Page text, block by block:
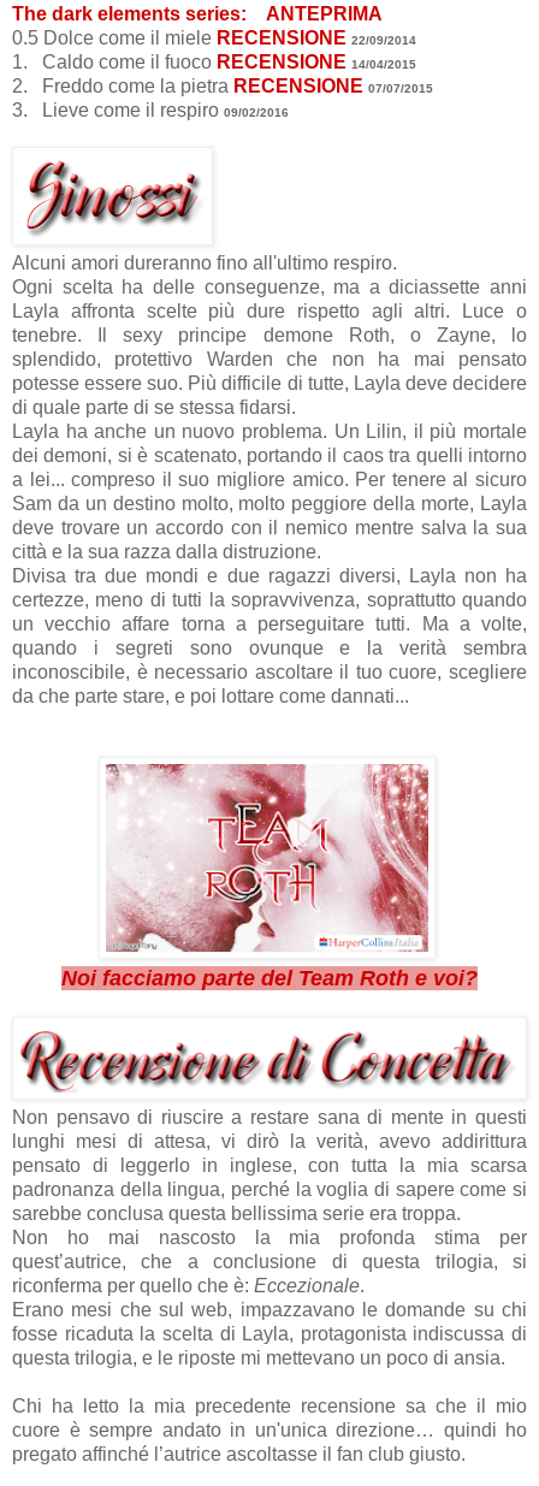
The dark elements series: ANTEPRIMA
0.5 Dolce come il miele RECENSIONE 22/09/2014
1. Caldo come il fuoco RECENSIONE 14/04/2015
2. Freddo come la pietra RECENSIONE 07/07/2015
3. Lieve come il respiro 09/02/2016
Alcuni amori dureranno fino all'ultimo respiro.
Ogni scelta ha delle conseguenze, ma a diciassette anni
Layla affronta scelte più dure rispetto agli altri. Luce o
tenebre. Il sexy principe demone Roth, o Zayne, lo
splendido, protettivo Warden che non ha mai pensato
potesse essere suo. Più difficile di tutte, Layla deve decidere
di quale parte di se stessa fidarsi.
Layla ha anche un nuovo problema. Un Lilin, il più mortale
dei demoni, si è scatenato, portando il caos tra quelli intorno
a lei... compreso il suo migliore amico. Per tenere al sicuro
Sam da un destino molto, molto peggiore della morte, Layla
deve trovare un accordo con il nemico mentre salva la sua
città e la sua razza dalla distruzione.
Divisa tra due mondi e due ragazzi diversi, Layla non ha
certezze, meno di tutti la sopravvivenza, soprattutto quando
un vecchio affare torna a perseguitare tutti. Ma a volte,
quando i segreti sono ovunque e la verità sembra
inconoscibile, è necessario ascoltare il tuo cuore, scegliere
da che parte stare, e poi lottare come dannati...
Noi facciamo parte del Team Roth e voi?
Non pensavo di riuscire a restare sana di mente in questi
lunghi mesi di attesa, vi dirò la verità, avevo addirittura
pensato di leggerlo in inglese, con tutta la mia scarsa
padronanza della lingua, perché la voglia di sapere come si
sarebbe conclusa questa bellissima serie era troppa.
Non ho mai nascosto la mia profonda stima per
quest’autrice, che a conclusione di questa trilogia, si
riconferma per quello che è: Eccezionale.
Erano mesi che sul web, impazzavano le domande su chi
fosse ricaduta la scelta di Layla, protagonista indiscussa di
questa trilogia, e le riposte mi mettevano un poco di ansia.
Chi ha letto la mia precedente recensione sa che il mio
cuore è sempre andato in un'unica direzione… quindi ho
pregato affinché l’autrice ascoltasse il fan club giusto.